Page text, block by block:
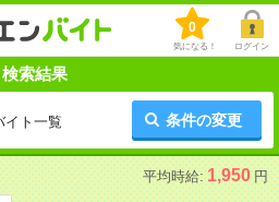
0
気になる！ ログイン
検索結果
イト一覧 条件の変更
平均時給: 1,950 円